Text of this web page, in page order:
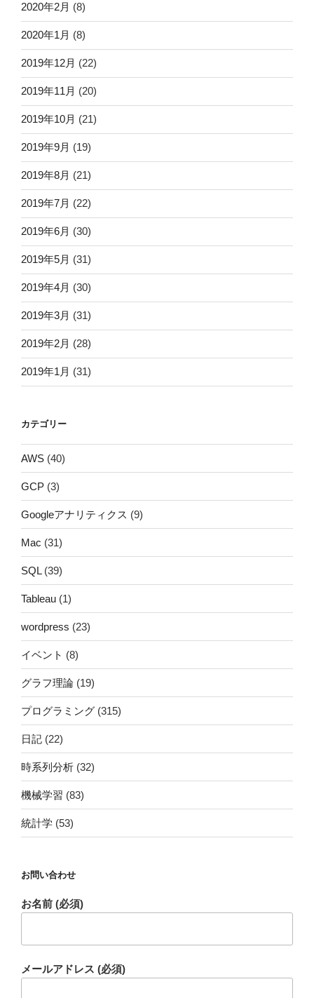
2020年2月 (8)
2020年1月 (8)
2019年12月 (22)
2019年11月 (20)
2019年10月 (21)
2019年9月 (19)
2019年8月 (21)
2019年7月 (22)
2019年6月 (30)
2019年5月 (31)
2019年4月 (30)
2019年3月 (31)
2019年2月 (28)
2019年1月 (31)
カテゴリー
AWS (40)
GCP (3)
Googleアナリティクス (9)
Mac (31)
SQL(39)
Tableau (1)
wordpress (23)
イベント (8)
グラフ理論 (19)
プログラミング (315)
日記 (22)
時系列分析 (32)
機械学習 (83)
統計学 (53)
お問い合わせ
お名前 (必須)
メールアドレス (必須)